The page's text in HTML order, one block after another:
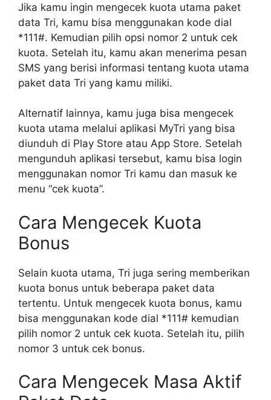
Jika kamu ingin mengecek kuota utama paket
data Tri, kamu bisa menggunakan kode dial
*111#. Kemudian pilih opsi nomor 2 untuk cek
kuota. Setelah itu, kamu akan menerima pesan
SMS yang berisi informasi tentang kuota utama
paket data Tri yang kamu miliki.
Alternatif lainnya, kamu juga bisa mengecek
kuota utama melalui aplikasi MyTri yang bisa
diunduh di Play Store atau App Store. Setelah
mengunduh aplikasi tersebut, kamu bisa login
menggunakan nomor Tri kamu dan masuk ke
menu “cek kuota”.
Cara Mengecek Kuota
Bonus
Selain kuota utama, Tri juga sering memberikan
kuota bonus untuk beberapa paket data
tertentu. Untuk mengecek kuota bonus, kamu
bisa menggunakan kode dial *111# kemudian
pilih nomor 2 untuk cek kuota. Setelah itu, pilih
nomor 3 untuk cek bonus.
Cara Mengecek Masa Aktif